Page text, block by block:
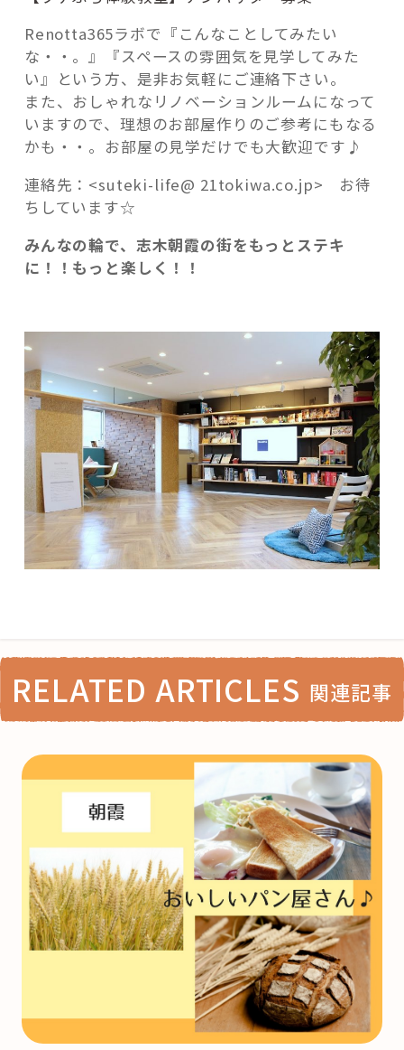
Renotta365ラボで『こんなことしてみたい
な・・。』『スペースの雰囲気を見学してみた
い』という方、是非お気軽にご連絡下さい。
また、おしゃれなリノベーションルームになって
いますので、理想のお部屋作りのご参考にもなる
かも・・。お部屋の見学だけでも大歓迎です♪
連絡先：<suteki-life@ 21tokiwa.co.jp> お待
ちしています☆
みんなの輪で、志木朝霞の街をもっとステキ
に！！もっと楽しく！！
RELATED ARTICLES 関連記事